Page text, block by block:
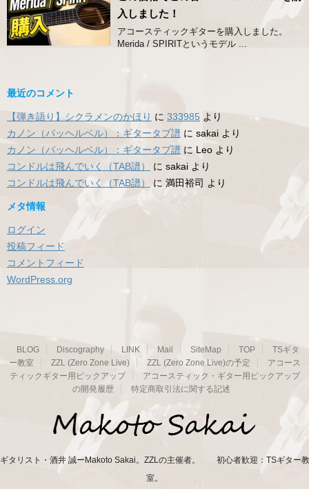
入しました！
アコースティックギターを購入しました。
Merida / SPIRITというモデル ...
最近のコメント
【弾き語り】シクラメンのかほり に 333985 より
カノン（パッヘルベル）：ギタータブ譜 に sakai より
カノン（パッヘルベル）：ギタータブ譜 に Leo より
コンドルは飛んでいく（TAB譜）
に sakai より
コンドルは飛んでいく（TAB譜）
に 満田裕司 より
メタ情報
ログイン
投稿フィード
コメントフィード
WordPress.org
BLOG Discography LINK Mail SiteMap TOP
TSギタ
ー教室
ZZL (Zero Zone Live) ZZL (Zero Zone Live)の予定
アコース
ティックギター用ピックアップ
アコースティック・ギター用ピックアップ
の開発履歴
特定商取引法に関する記述
ギタリスト・酒井 誠ーMakoto Sakai。ZZLの主催者。 初心者歓迎：TSギター教
室。